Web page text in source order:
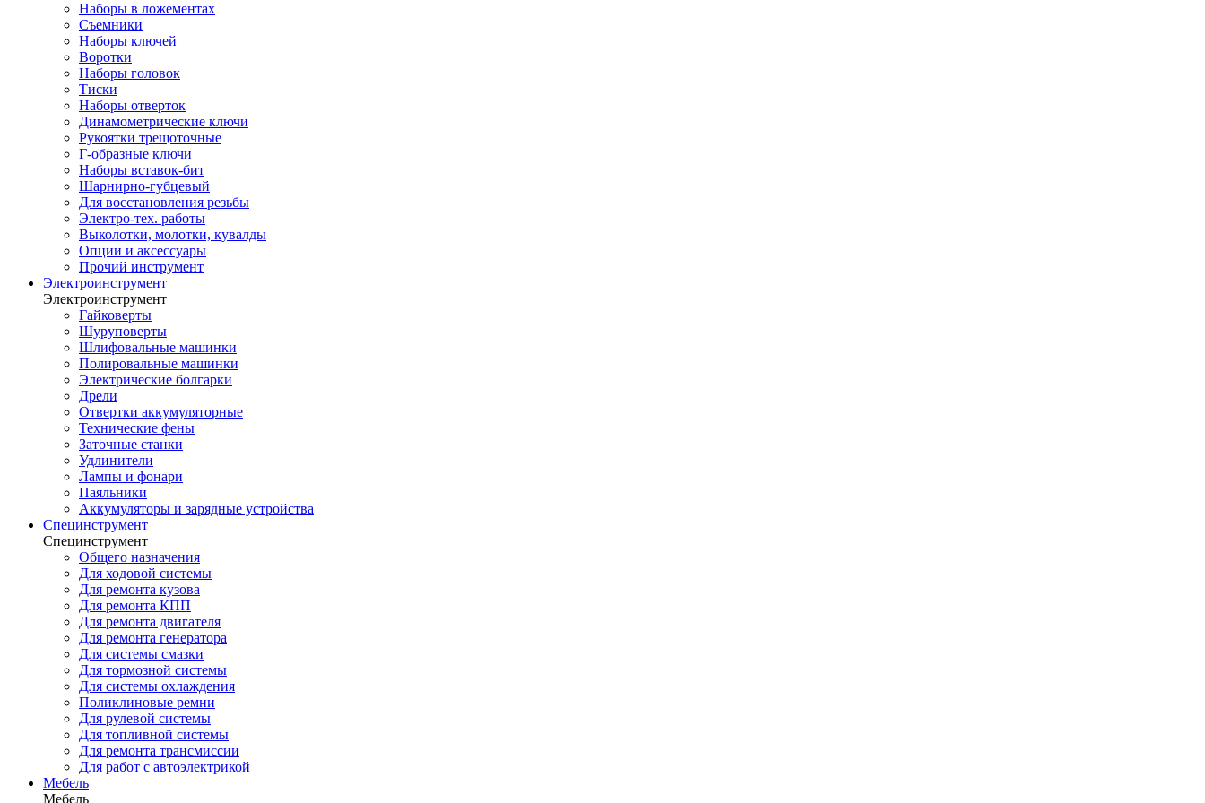
Наборы в ложементах
Съемники
Наборы ключей
Воротки
Наборы головок
Тиски
Наборы отверток
Динамометрические ключи
Рукоятки трещоточные
Г-образные ключи
Наборы вставок-бит
Шарнирно-губцевый
Для восстановления резьбы
Электро-тех. работы
Выколотки, молотки, кувалды
Опции и аксессуары
Прочий инструмент
Электроинструмент
Электроинструмент
Гайковерты
Шуруповерты
Шлифовальные машинки
Полировальные машинки
Электрические болгарки
Дрели
Отвертки аккумуляторные
Технические фены
Заточные станки
Удлинители
Лампы и фонари
Паяльники
Аккумуляторы и зарядные устройства
Специнструмент
Специнструмент
Общего назначения
Для ходовой системы
Для ремонта кузова
Для ремонта КПП
Для ремонта двигателя
Для ремонта генератора
Для системы смазки
Для тормозной системы
Для системы охлаждения
Поликлиновые ремни
Для рулевой системы
Для топливной системы
Для ремонта трансмиссии
Для работ с автоэлектрикой
Мебель
Мебель